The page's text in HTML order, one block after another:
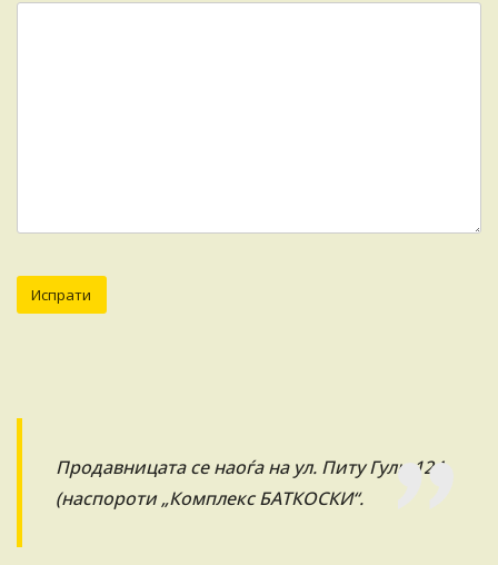
Продавницата се наоѓа на ул. Питу Гули 124
(наспороти „Комплекс БАТКОСКИ“.